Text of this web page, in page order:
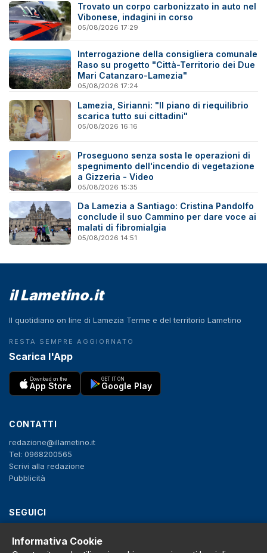
Trovato un corpo carbonizzato in auto nel
Vibonese, indagini in corso
05/08/2026 17:29
Interrogazione della consigliera comunale
Raso su progetto "Città-Territorio dei Due
Mari Catanzaro-Lamezia"
05/08/2026 17:24
Lamezia, Sirianni: "Il piano di riequilibrio
scarica tutto sui cittadini"
05/08/2026 16:16
Proseguono senza sosta le operazioni di
spegnimento dell'incendio di vegetazione
a Gizzeria - Video
05/08/2026 15:35
Da Lamezia a Santiago: Cristina Pandolfo
conclude il suo Cammino per dare voce ai
malati di fibromialgia
05/08/2026 14:51
il Lametino.it
Il quotidiano on line di Lamezia Terme e del territorio Lametino
RESTA SEMPRE AGGIORNATO
Scarica l'App
Download on the
App Store
GET IT ON
Google Play
CONTATTI
redazione@illametino.it
Tel: 0968200565
Scrivi alla redazione
Pubblicità
SEGUICI
Informativa Cookie